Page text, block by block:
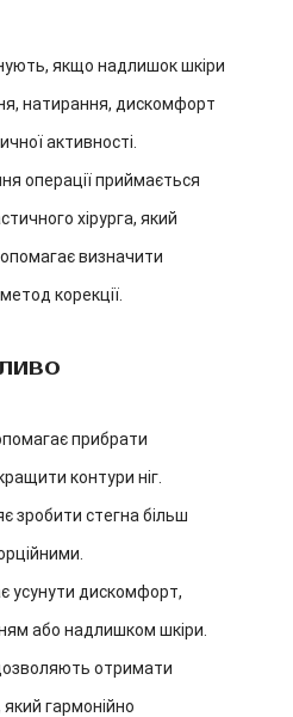
якщо надлишок шкіри
натирання, дискомфорт
активності.
операції приймається
хірурга, який
визначити
корекції.
прибрати
контури ніг.
зробити стегна більш
усунути дискомфорт,
або надлишком шкіри.
отримати
гармонійно